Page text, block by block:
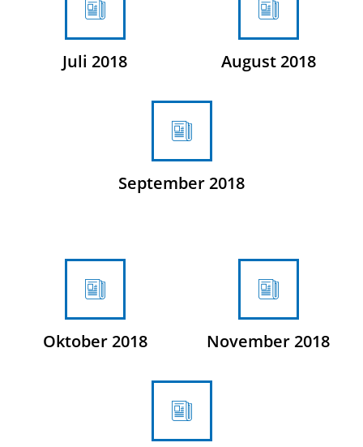
Juli 2018 August 2018
September 2018
Oktober 2018 November 2018